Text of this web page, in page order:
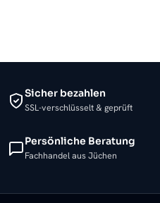
Sicher bezahlen
SSL-verschlüsselt & geprüft
Persönliche Beratung
Fachhandel aus Jüchen